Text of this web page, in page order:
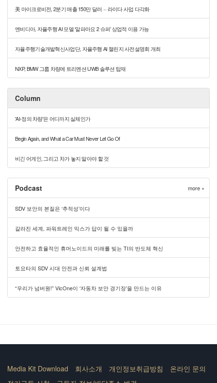
美 마이크로비전, 2분기 매출 150만 달러 ··· 라이다 사업 다각화
엔비디아, 자율주행 AI 모델 ‘알파마요 2 슈퍼’ 상업적 이용 가능
자율주행기술개발혁신사업단, 자율주행 AI 챌린지 사전설명회 개최
NXP, BMW 그룹 차량에 트리멘션 UWB 솔루션 탑재
Column
'AI-정의 차량'은 어디까지 실체인가
Begin Again, and What a Car Must Never Let Go Of
비긴 어게인, 그리고 차가 놓지 말아야 할 것
Podcast more »
SDV 보안의 본질은 ‘추적성’이다
갈라진 세계, 파워트레인 믹스가 답이 될 수 있을까
안전하고 효율적인 휴머노이드의 미래를 빚는 TI의 반도체 혁신
토요타의 SDV 시대 안전과 신뢰 설계법
“우리가 넘버원!” VicOne이 ‘자동차 보안 경기장’을 만드는 이유
Media Kit Download 회사소개 개인정보취급방침
온라인 문의